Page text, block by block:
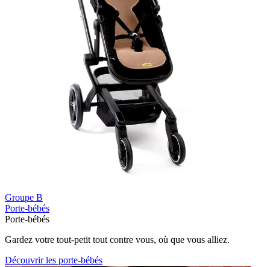
Groupe B
Porte-bébés
Porte-bébés
Gardez votre tout-petit tout contre vous, où que vous alliez.
Découvrir les porte-bébés